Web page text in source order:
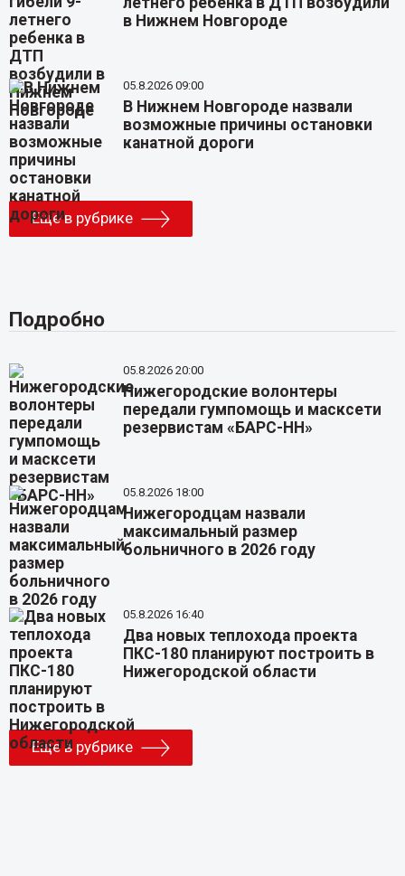
в Нижнем Новгороде
05.8.2026 09:00
В Нижнем Новгороде назвали
возможные причины остановки
канатной дороги
Еще в рубрике
Подробно
05.8.2026 20:00
Нижегородские волонтеры
передали гумпомощь и масксети
резервистам «БАРС-НН»
05.8.2026 18:00
Нижегородцам назвали
максимальный размер
больничного в 2026 году
05.8.2026 16:40
Два новых теплохода проекта
ПКС-180 планируют построить в
Нижегородской области
Еще в рубрике